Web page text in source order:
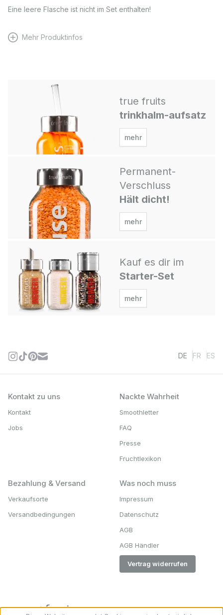
Eine leere Flasche ist nicht im Set enthalten!
Mehr Produktinfos
true fruits
trinkhalm-aufsatz
mehr
Permanent-
Verschluss
Hält dicht!
mehr
Kauf es dir im
Starter-Set
mehr
DE FR ES
Kontakt zu uns
Kontakt
Jobs
Nackte Wahrheit
Smoothletter
FAQ
Presse
Fruchtlexikon
Bezahlung & Versand
Verkaufsorte
Versandbedingungen
Was noch muss
Impressum
Datenschutz
AGB
AGB Händler
Vertrag widerrufen